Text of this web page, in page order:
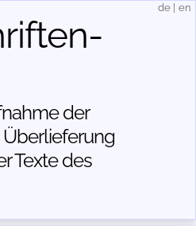
der
Texte des
de en